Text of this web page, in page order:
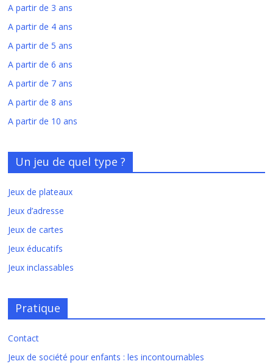
A partir de 3 ans
A partir de 4 ans
A partir de 5 ans
A partir de 6 ans
A partir de 7 ans
A partir de 8 ans
A partir de 10 ans
Un jeu de quel type ?
Jeux de plateaux
Jeux d’adresse
Jeux de cartes
Jeux éducatifs
Jeux inclassables
Pratique
Contact
Jeux de société pour enfants : les incontournables